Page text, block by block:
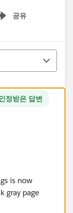
공유
menu
정받은 답변
is now
gray page